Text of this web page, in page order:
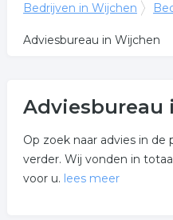
Bedrijven in Wijchen
Adviesbureau in Wijchen
Adviesbureau
Op zoek naar advies in
verder. Wij vonden in
voor u. lees meer